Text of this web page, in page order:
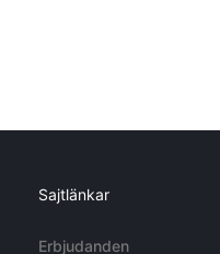
Sajtlänkar
Erbjudanden